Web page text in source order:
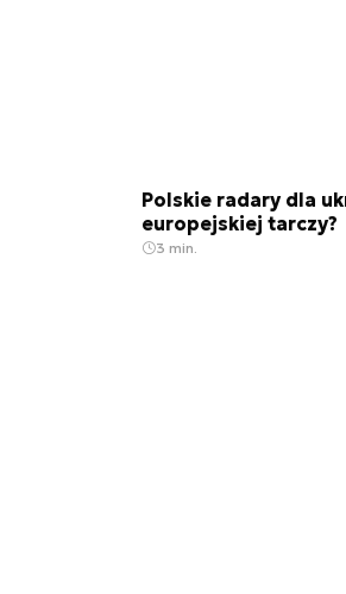
Polskie radary dla
europejskiej tarczy?
3 min.